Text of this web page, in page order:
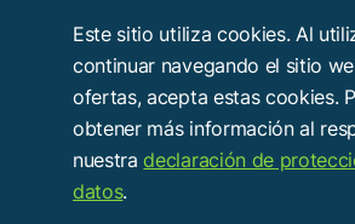
Este sitio utiliza cookies. Al
continuar navegando el sitio
ofertas, acepta estas cookies.
obtener más información al
nuestradeclaración de
datos.